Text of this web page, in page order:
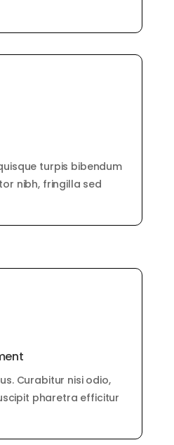
turpis bibendum
nibh, fringilla sed
Curabitur nisi odio,
pharetra efficitur